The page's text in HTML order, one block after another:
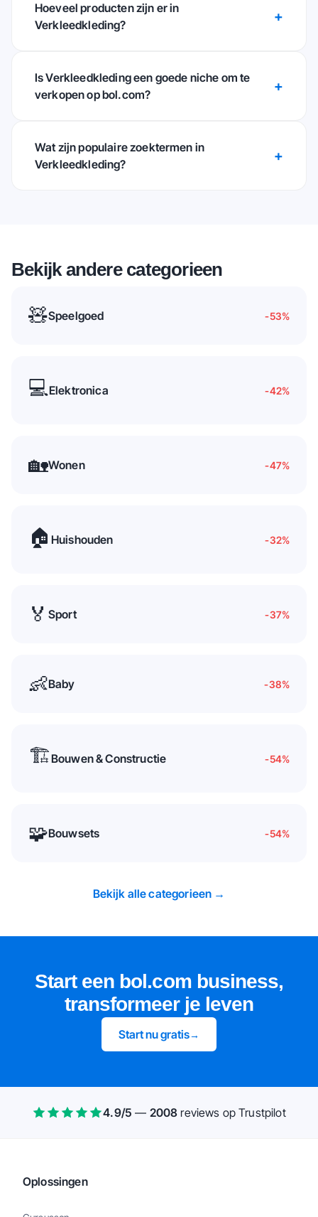
Hoeveel producten zijn er in
Verkleedkleding?
Is Verkleedkleding een goede niche om te
verkopen op bol.com?
Wat zijn populaire zoektermen in
Verkleedkleding?
Bekijk andere categorieen
🧸Speelgoed -53%
💻Elektronica -42%
🏡Wonen -47%
🏠 Huishouden -32%
🏅 Sport -37%
👶Baby -38%
🏗️Bouwen & Constructie -54%
🧩Bouwsets -54%
Bekijk alle categorieen →
Start een bol.com business,
transformeer je leven
Start nu gratis→
4.9/5 — 2008 reviews op Trustpilot
Oplossingen